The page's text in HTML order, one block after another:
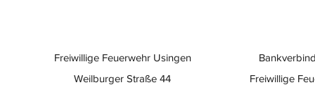
Freiwillige
Freiwillige Feuerwehr Usingen
Weilburger Straße 44